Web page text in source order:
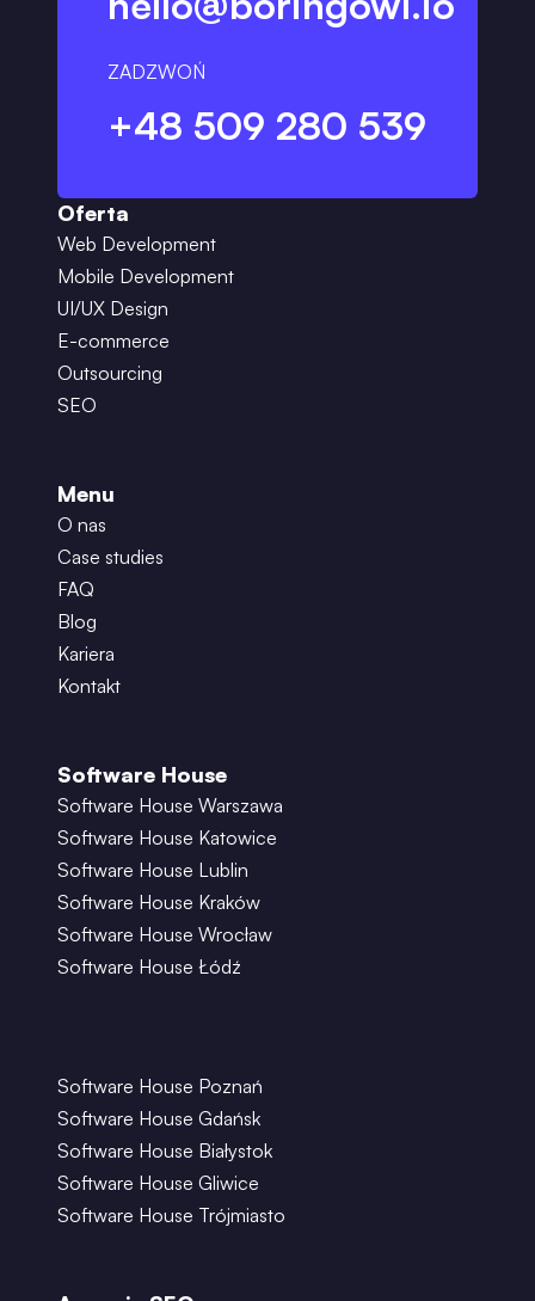
ZADZWOŃ
+48 509 280 539
Oferta
Web Development
Mobile Development
UI/UX Design
E-commerce
Outsourcing
SEO
Menu
O nas
Case studies
FAQ
Blog
Kariera
Kontakt
Software House
Software House Warszawa
Software House Katowice
Software House Lublin
Software House Kraków
Software House Wrocław
Software House Łódź
Software House Poznań
Software House Gdańsk
Software House Białystok
Software House Gliwice
Software House Trójmiasto